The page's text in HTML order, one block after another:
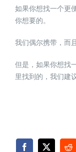
如果你想找一个更
你想要的。
我们偶尔携带，而
但是，如果你想找
里找到的，我们建
Facebook
X